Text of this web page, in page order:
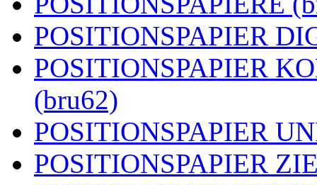
POSITIONSPAPIER
POSITIONSPAPIER
(bru62)
POSITIONSPAPIER
POSITIONSPAPIER